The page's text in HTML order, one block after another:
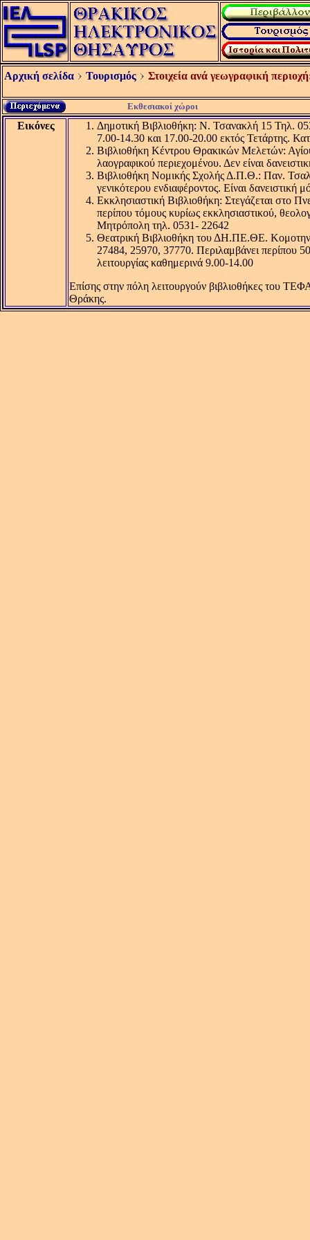
Αρχική σελίδα Τουρισμός Στοιχεία ανά γεωγραφική
Εκθεσιακοί χώροι
Εικόνες
Δημοτική Βιβλιοθήκη: Ν. Τσανακλή 15 Τηλ.
7.00-14.30 και 17.00-20.00 εκτός Τετάρτης.
Βιβλιοθήκη Κέντρου Θρακικών Μελετών:
λαογραφικού περιεχομένου. Δεν είναι
Βιβλιοθήκη Νομικής Σχολής Δ.Π.Θ.: Παν.
γενικότερου ενδιαφέροντος. Είναι δανειστική
Εκκλησιαστική Βιβλιοθήκη: Στεγάζεται στο
περίπου τόμους κυρίως εκκλησιαστικού,
Μητρόπολη τηλ. 0531- 22642
Θεατρική Βιβλιοθήκη του ΔΗ.ΠΕ.ΘΕ.
27484, 25970, 37770. Περιλαμβάνει περίπου
λειτουργίας καθημερινά 9.00-14.00
Επίσης στην πόλη λειτουργούν βιβλιοθήκες του
Θράκης.